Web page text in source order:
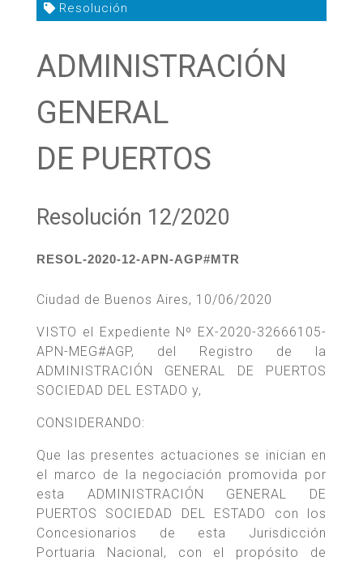
Resolución
ADMINISTRACIÓN
GENERAL
DE PUERTOS
Resolución 12/2020
RESOL-2020-12-APN-AGP#MTR
Ciudad de Buenos Aires, 10/06/2020
VISTO el Expediente Nº EX-2020-32666105-
APN-MEG#AGP, del Registro de la
ADMINISTRACIÓN GENERAL DE PUERTOS
SOCIEDAD DEL ESTADO y,
CONSIDERANDO:
Que las presentes actuaciones se inician en
el marco de la negociación promovida por
esta ADMINISTRACIÓN GENERAL DE
PUERTOS SOCIEDAD DEL ESTADO con los
Concesionarios de esta Jurisdicción
Portuaria Nacional, con el propósito de